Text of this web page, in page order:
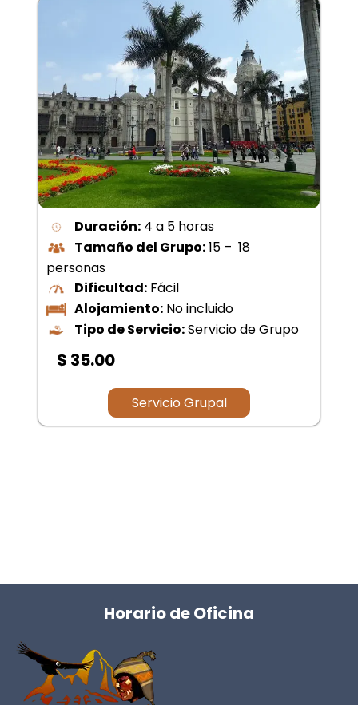
Duración:4 a 5 horas
Tamaño del Grupo:15 – 18
personas
Dificultad:Fácil
Alojamiento:No incluido
Tipo de Servicio:Servicio de Grupo
$ 35.00
Servicio Grupal
Horario de Oficina